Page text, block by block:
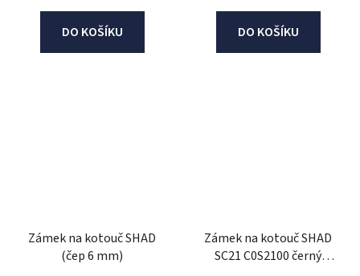
DO KOŠÍKU DO KOŠÍKU
Zámek na kotouč SHAD
(čep 6 mm)
Zámek na kotouč SHAD
SC21 C0S2100 černý